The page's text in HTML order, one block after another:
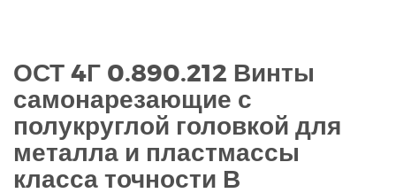
ОСТ 4Г 0.890.212 Винты
самонарезающие с
полукруглой головкой для
металла и пластмассы
класса точности В